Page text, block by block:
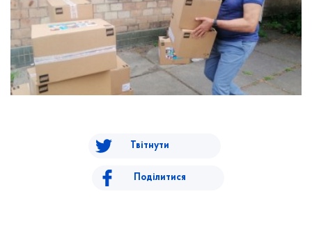
Твітнути
Поділитися